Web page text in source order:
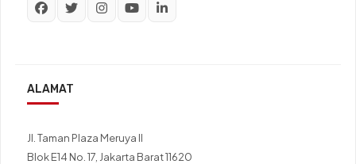
ALAMAT
Jl. Taman Plaza Meruya II
Blok E14 No. 17, Jakarta Barat 11620